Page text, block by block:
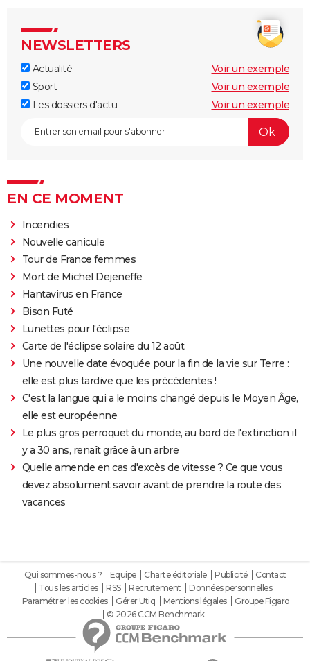
NEWSLETTERS
Actualité
Voir un exemple
Sport
Voir un exemple
Les dossiers d'actu
Voir un exemple
EN CE MOMENT
Incendies
Nouvelle canicule
Tour de France femmes
Mort de Michel Dejeneffe
Hantavirus en France
Bison Futé
Lunettes pour l'éclipse
Carte de l'éclipse solaire du 12 août
Une nouvelle date évoquée pour la fin de la vie sur Terre :
elle est plus tardive que les précédentes !
C'est la langue qui a le moins changé depuis le Moyen Âge,
elle est européenne
Le plus gros perroquet du monde, au bord de l'extinction il
y a 30 ans, renaît grâce à un arbre
Quelle amende en cas d'excès de vitesse ? Ce que vous
devez absolument savoir avant de prendre la route des
vacances
Qui sommes-nous ? Equipe Charte éditoriale Publicité
Contact
Tous les articles
RSS Recrutement
Données personnelles
Paramétrer les cookies
Gérer Utiq Mentions légales
Groupe Figaro
© 2026 CCM Benchmark